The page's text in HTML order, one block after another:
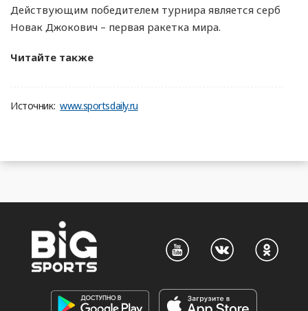
Действующим победителем турнира является серб
Новак Джокович – первая ракетка мира.
Читайте также
Источник: www.sportsdaily.ru